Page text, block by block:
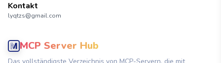
Kontakt
lyqtzs@gmail.com
MCP Server Hub